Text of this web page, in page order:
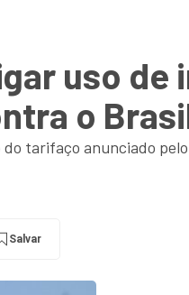
uso de
o
tarifaço anunciado
Salvar